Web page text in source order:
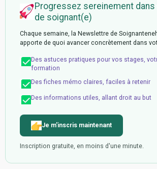
Progressez sereinement
de soignant(e)
Chaque semaine, la Newslettre de
apporte de quoi avancer concrètement dans
Des astuces pratiques pour vos stages,
formation
Des fiches mémo claires, faciles à retenir
Des informations utiles, allant droit au but
Je m'inscris maintenant
Inscription gratuite, en moins d'une minute.